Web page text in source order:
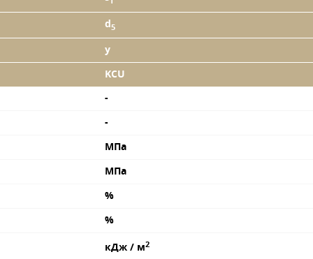
d5
y
KCU
-
-
МПа
МПа
%
%
кДж / м2